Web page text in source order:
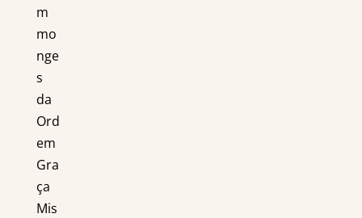
m
mo
nge
s
da
Ord
em
Gra
ça
Mis